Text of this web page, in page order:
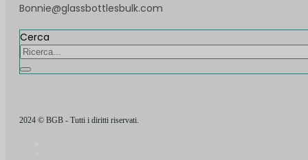
Bonnie@glassbottlesbulk.com
Cerca
2024 © BGB - Tutti i diritti riservati.